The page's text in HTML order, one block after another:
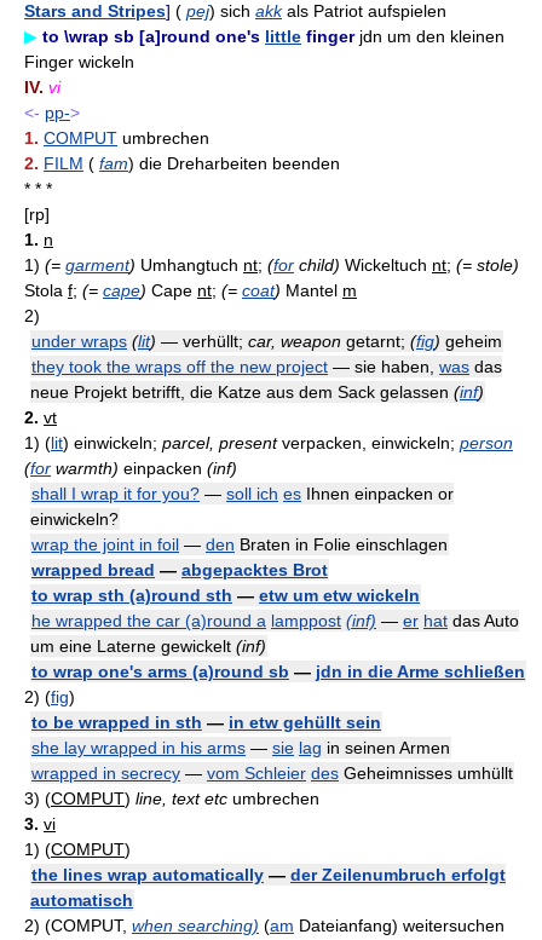
Stars and Stripes] ( pej) sich akkals Patriot aufspielen
▶ to \wrap sb [a]round one's little fingerjdn um den kleinen
Finger wickeln
IV. vi
<- pp->
1. COMPUT umbrechen
2. FILM ( fam) die Dreharbeiten beenden
* * *
[rp]
1. n
1) (= garment) Umhangtuch nt; (for child) Wickeltuch nt; (= stole)
Stola f; (= cape) Cape nt; (= coat) Mantel m
2)
under wraps (lit) — verhüllt; car, weapon getarnt; (fig) geheim
they took the wraps off the new project — sie haben, was das
neue Projekt betrifft, die Katze aus dem Sack gelassen (inf)
2. vt
1) (lit) einwickeln; parcel, presentverpacken, einwickeln; person
(for warmth) einpacken (inf)
shall I wrap it for you? — soll ich es Ihnen einpacken or
einwickeln?
wrap the joint in foil — den Braten in Folie einschlagen
wrapped bread — abgepacktes Brot
to wrap sth (a)round sth — etw um etw wickeln
he wrapped the car (a)round a lamppost (inf) — er hat das Auto
um eine Laterne gewickelt (inf)
to wrap one's arms (a)round sb — jdn in die Arme schließen
2) (fig)
to be wrapped in sth — in etw gehüllt sein
she lay wrapped in his arms — sie lag in seinen Armen
wrapped in secrecy — vom Schleier des Geheimnisses umhüllt
3) (COMPUT) line, text etc umbrechen
3. vi
1) (COMPUT)
the lines wrap automatically — der Zeilenumbruch erfolgt
automatisch
2) (COMPUT, when searching) (am Dateianfang) weitersuchen